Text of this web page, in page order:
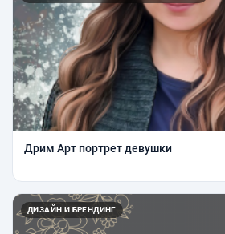
Дрим Арт портрет девушки
ДИЗАЙН И БРЕНДИНГ